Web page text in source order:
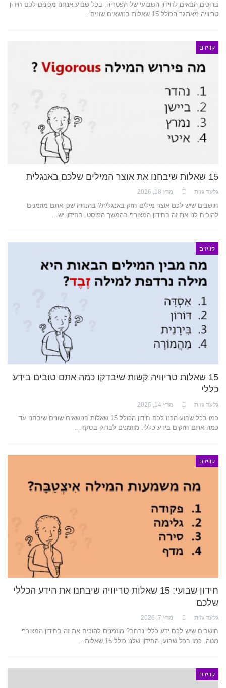
ברוכים הבאים לחידון השבועי של הפטריה, בכל שבוע אנחנו מכינים לכם חידון
טריוויה מאתגר הכולל 15 שאלות בנושאים שונים…
קוויזים
15 שאלות שיבחנו את אוצר המילים שלכם באנגלית
גלעד גזית מרץ 18, 2026
חושבים שיש לכם אוצר מילים חזק באנגלית? בהנחה שכן אתם מוזמנים
להוכיח לנו את זה בחידון המצורף בהמשך הפוסט. בחידון יש…
קוויזים
15 שאלות טריוויה קשות שיבדקו כמה אתם טובים בידע
כללי
גלעד גזית מרץ 14, 2026
כמו בכל שבוע הכנו לכם חידון הכולל 15 שאלות בנושאים שונים שיבחנו עד
כמה אתם חזקים בידע כללי. מוזמנים לבדוק בסקר…
קוויזים
חידון שבועי: 15 שאלות טריוויה שיבחנו את הידע הכללי
שלכם
גלעד גזית מרץ 7, 2026
חושבים שיש לכם ידע כללי נרחב? מוזמנים להוכיח את זה בחידון המצורף
מטה. כמו בכל שבוע, החידון שלנו כולל 15 שאלות…
קוויזים